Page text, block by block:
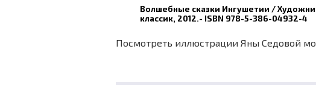
Волшебные сказки Ингушетии /
классик, 2012.- ISBN 978-5-386-04932-4
Посмотреть иллюстрации Яны Седовой